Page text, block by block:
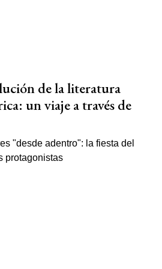
de la literatura
un viaje a través de